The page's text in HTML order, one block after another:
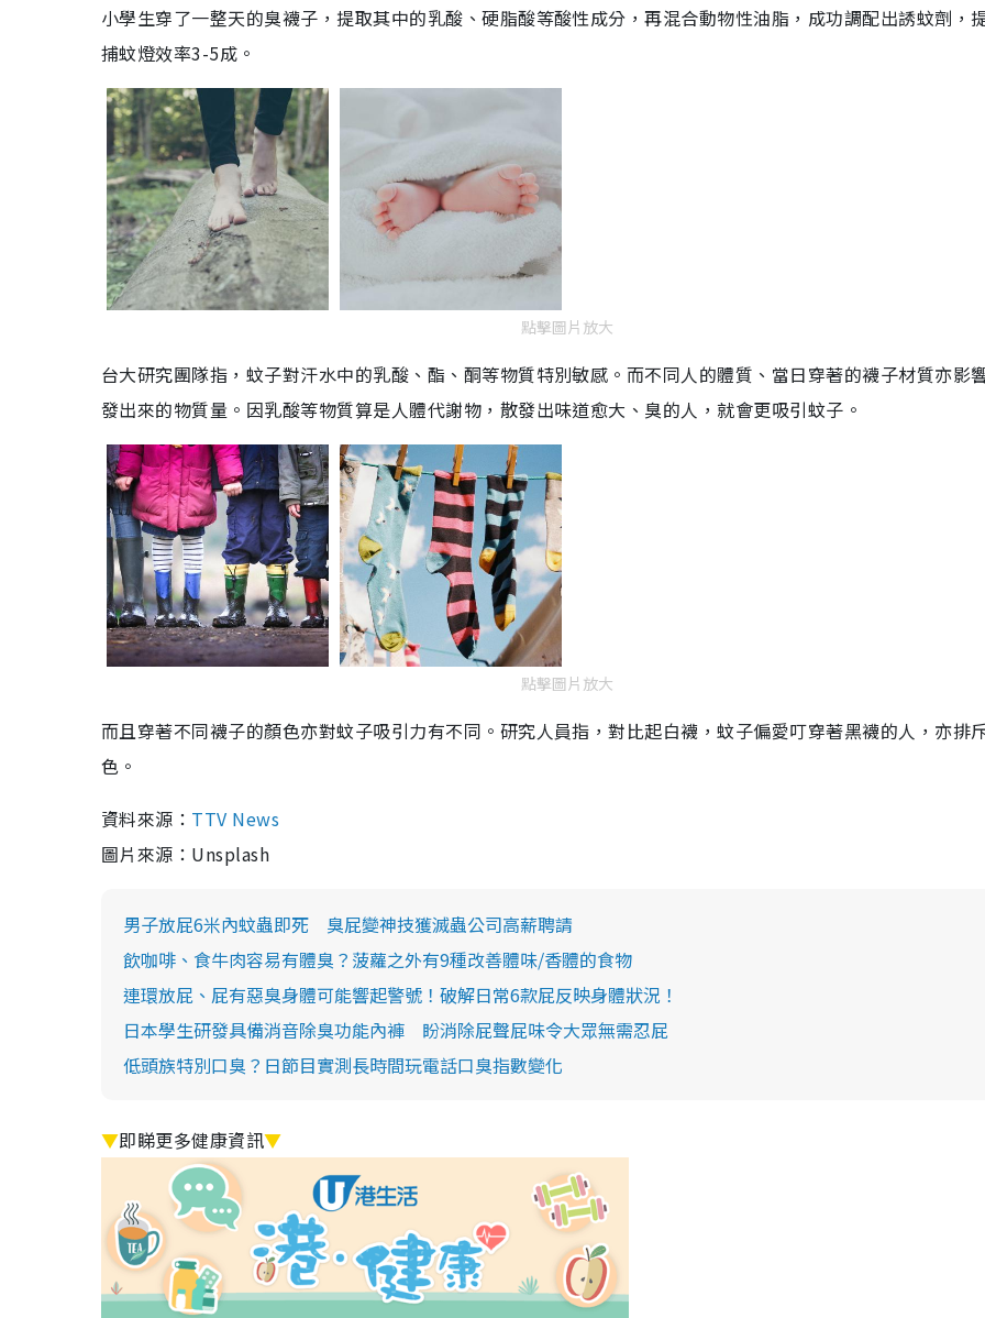
小學生穿了一整天的臭襪子，提取其中的乳酸、硬脂酸等酸性成分，再混合動物性油脂，成功調配出誘蚊劑，
捕蚊燈效率3-5成。
點擊圖片放大
台大研究團隊指，蚊子對汗水中的乳酸、酯、酮等物質特別敏感。而不同人的體質、當日穿著的襪子材質亦影
發出來的物質量。因乳酸等物質算是人體代謝物，散發出味道愈大、臭的人，就會更吸引蚊子。
點擊圖片放大
而且穿著不同襪子的顏色亦對蚊子吸引力有不同。研究人員指，對比起白襪，蚊子偏愛叮穿著黑襪的人，亦排
色。
資料來源： TTV News
圖片來源：Unsplash
男子放屁6米內蚊蟲即死 臭屁變神技獲滅蟲公司高薪聘請
飲咖啡、食牛肉容易有體臭？菠蘿之外有9種改善體味/香體的食物
連環放屁、屁有惡臭身體可能響起警號！破解日常6款屁反映身體狀況！
日本學生研發具備消音除臭功能內褲 盼消除屁聲屁味令大眾無需忍屁
低頭族特別口臭？日節目實測長時間玩電話口臭指數變化
▼即睇更多健康資訊▼